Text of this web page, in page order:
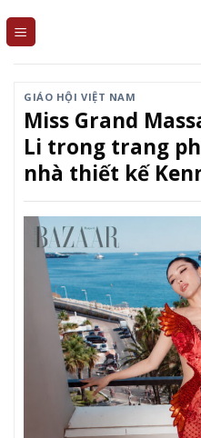
GIÁO HỘI VIỆT NAM
Miss Grand
Li trong trang
nhà thiết kế